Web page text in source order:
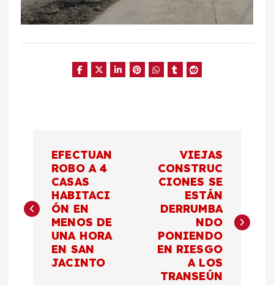
v
EFECTUAN
ROBO A 4
CASAS
HABITACI
ÓN EN
MENOS DE
UNA HORA
EN SAN
JACINTO
VIEJAS
CONSTRUC
CIONES SE
ESTÁN
DERRUMBA
NDO
PONIENDO
EN RIESGO
A LOS
TRANSEÚN